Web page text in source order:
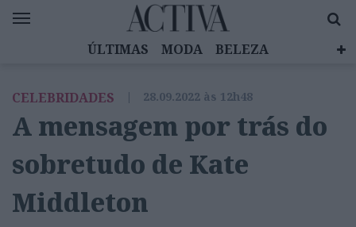
ÚLTIMAS MODA
BELEZA
EMOÇÕES
MULHERES INSPIRADORAS
DIZ QUEM SABE
ACTIVA BRAND STUDIO
CELEBRIDADES | 28.09.2022 às 12h48
A mensagem por trás do
sobretudo de Kate
Middleton